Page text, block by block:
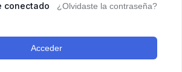
conectado ¿Olvidaste la contraseña?
Acceder